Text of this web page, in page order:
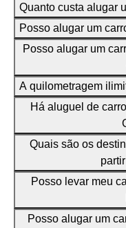
Quanto custa alugar
Posso alugar um
Posso alugar um
A quilometragem
Há aluguel de
Quais são os
Posso levar meu
Posso alugar um